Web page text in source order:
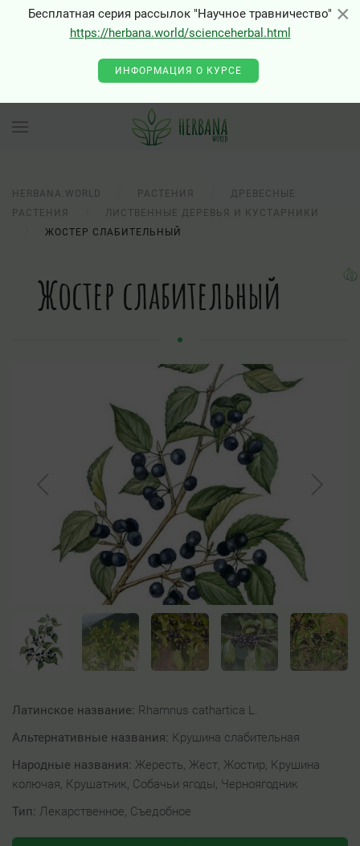
×
Бесплатная серия рассылок "Научное травничество"
https://herbana.world/scienceherbal.html
ИНФОРМАЦИЯ О КУРСЕ
HERBANA.WORLD РАСТЕНИЯ
ДРЕВЕСНЫЕ
РАСТЕНИЯ
ЛИСТВЕННЫЕ ДЕРЕВЬЯ И КУСТАРНИКИ
ЖОСТЕР СЛАБИТЕЛЬНЫЙ
Жостер слабительный
Латинское название: Rhamnus cathartica L.
Альтернативные названия: Крушина слабительная
Народные названия: Жересть, Жест, Жостир, Крушина
колючая, Крушатник, Собачьи ягоды, Черноягодник
Тип: Лекарственное, Съедобное
×